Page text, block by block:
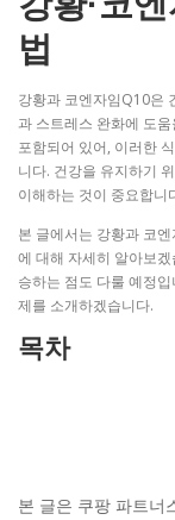
법
강황과 코엔자임Q10은
과 스트레스 완화에 도
포함되어 있어, 이러한
니다. 건강을 유지하기
이해하는 것이 중요합니
본 글에서는 강황과 코
에 대해 자세히 알아보
승하는 점도 다룰 예정
제를 소개하겠습니다.
목차
본 글은 쿠팡 파트너